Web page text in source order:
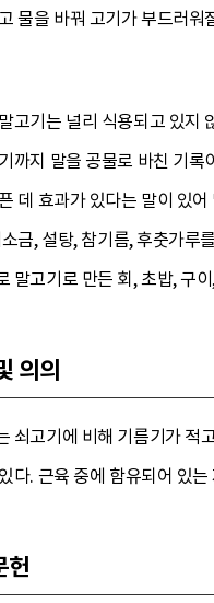
물을 바꿔 고기가 부드러
고기는 널리 식용되고 있지
까지 말을 공물로 바친 기
데 효과가 있다는 말이 있
금, 설탕, 참기름, 후춧가루
말고기로 만든 회, 초밥, 구
의의
쇠고기에 비해 기름기가 적
다. 근육 중에 함유되어 있
헌